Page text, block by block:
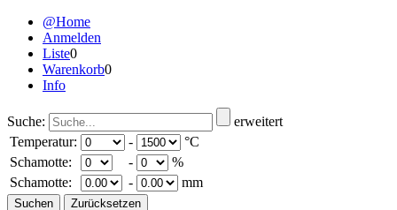
@Home
Anmelden
Liste0
Warenkorb0
Info
Suche:
erweitert
Temperatur:
-
°C
Schamotte:
-
%
Schamotte:
- mm